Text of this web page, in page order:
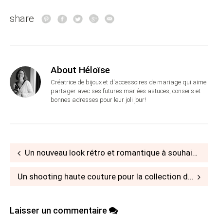
share
About Héloïse
Créatrice de bijoux et d'accessoires de mariage qui aime
partager avec ses futures mariées astuces, conseils et
bonnes adresses pour leur joli jour!
PostUn nouveau look rétro et romantique à souhait pour la boutique So Hélo!
Un shooting haute couture pour la collection de bijoux de mariée Marry-Me by So Hélo
Laisser un commentaire